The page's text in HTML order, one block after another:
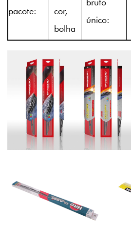
pacote:
cor,
bolha
único: